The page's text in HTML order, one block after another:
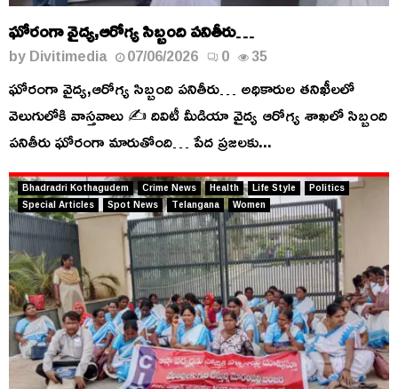
ఘోరంగా వైద్య,ఆరోగ్య సిబ్బంది పనితీరు…
byDivitimedia 07/06/2026 0 35
ఘోరంగా వైద్య,ఆరోగ్య సిబ్బంది పనితీరు… అధికారుల తనిఖీలలో
వెలుగులోకి వాస్తవాలు ✍️ దివిటీ మీడియా వైద్య ఆరోగ్య శాఖలో సిబ్బంది
పనితీరు ఘోరంగా మారుతోంది… పేద ప్రజలకు...
Bhadradri Kothagudem Crime News Health Life Style
Politics
Special Articles
Spot News Telangana Women